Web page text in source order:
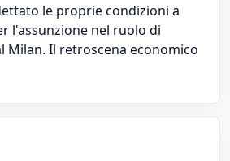
le proprie condizioni a
l'assunzione nel ruolo di
Milan. Il retroscena economico